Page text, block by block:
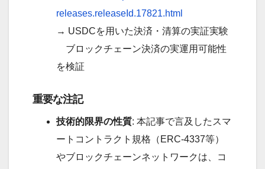
releases.releaseId.17821.html
→ USDCを用いた決済・清算の実証実験
ブロックチェーン決済の実運用可能性
を検証
重要な注記
技術的限界の性質: 本記事で言及したスマ
ートコントラクト規格（ERC-4337等）
やブロックチェーンネットワークは、コ